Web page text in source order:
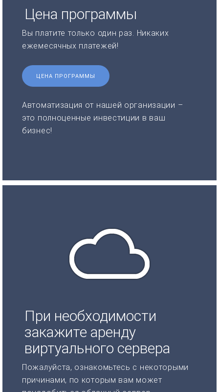
Цена программы
Вы платите только один раз. Никаких
ежемесячных платежей!
ЦЕНА ПРОГРАММЫ
Автоматизация от нашей организации –
это полноценные инвестиции в ваш
бизнес!
При необходимости
закажите аренду
виртуального сервера
Пожалуйста, ознакомьтесь с некоторыми
причинами, по которым вам может